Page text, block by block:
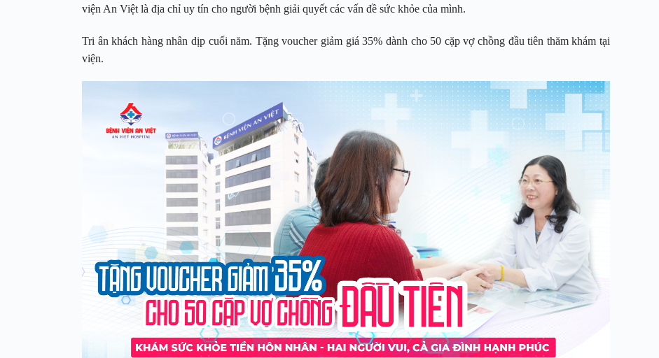
viện An Việt là địa chỉ uy tín cho người bệnh giải quyết các vấn đề sức khỏe của mình.
Tri ân khách hàng nhân dịp cuối năm. Tặng voucher giảm giá 35% dành cho 50 cặp vợ chồng đầu tiên thăm khám tại
viện.